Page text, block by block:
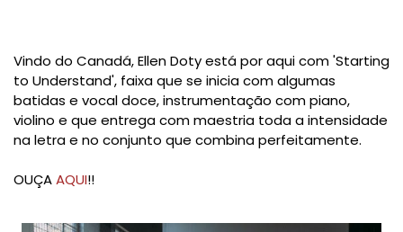
Vindo do Canadá, Ellen Doty está por aqui com 'Starting
to Understand', faixa que se inicia com algumas
batidas e vocal doce, instrumentação com piano,
violino e que entrega com maestria toda a intensidade
na letra e no conjunto que combina perfeitamente.
OUÇAAQUI!!